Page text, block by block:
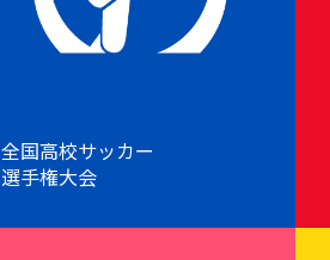
全国高校サッカー
選手権大会